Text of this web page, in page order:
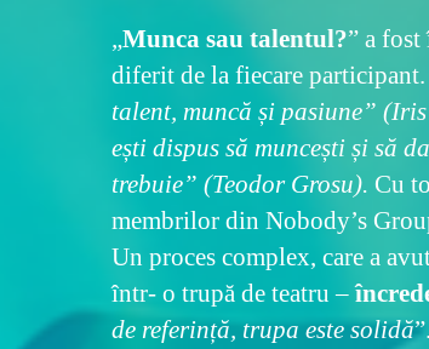
„Munca sau talentul?” a fost
diferit de la fiecare participant.
talent, muncă și pasiune”
ești dispus să muncești și să
trebuie” (Teodor Grosu). Cu
membrilor din Nobody’s
Un proces complex, care a
într- o trupă de teatru –
de referință, trupa este solidă